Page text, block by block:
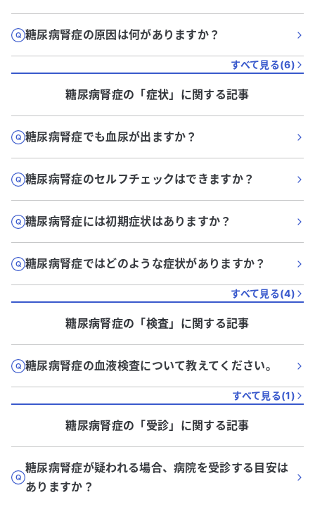
糖尿病腎症の原因は何がありますか？
すべて見る(6)
糖尿病腎症の「症状」に関する記事
糖尿病腎症でも血尿が出ますか？
糖尿病腎症のセルフチェックはできますか？
糖尿病腎症には初期症状はありますか？
糖尿病腎症ではどのような症状がありますか？
すべて見る(4)
糖尿病腎症の「検査」に関する記事
糖尿病腎症の血液検査について教えてください。
すべて見る(1)
糖尿病腎症の「受診」に関する記事
糖尿病腎症が疑われる場合、病院を受診する目安は
ありますか？